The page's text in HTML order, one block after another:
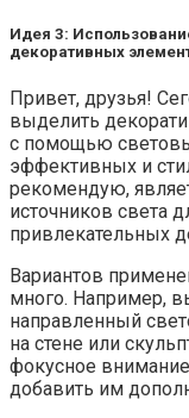
Идея 3:
декоративных
Привет, друзья!
выделить
с помощью
эффективных и
рекомендую,
источников света
привлекательных
Вариантов
много. Например,
направленный
на стене или
фокусное
добавить им